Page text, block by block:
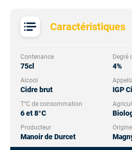
Caractéristiques
Contenance
75cl
Degré
4%
Alcool
Cidre brut IGP
T°C de consommation
6 et 8°C
Producteur
Manoir de Durcet
Origine